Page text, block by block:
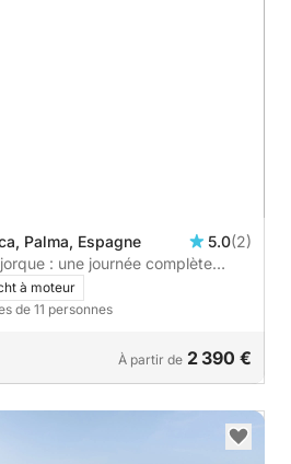
Palma, Espagne 5.0(2)
: une journée complète
et de criques secrètes
à moteur
de 11 personnes
À partir de 2 390 €